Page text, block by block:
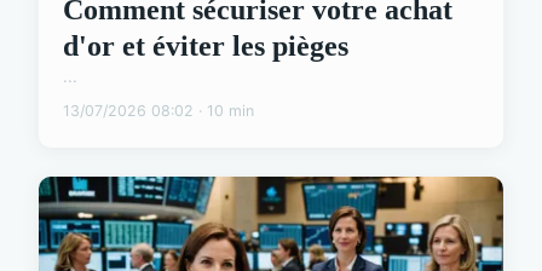
Comment sécuriser votre achat
d'or et éviter les pièges
...
13/07/2026 08:02 · 10 min